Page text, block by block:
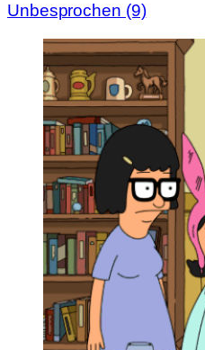
Unbesprochen (9)